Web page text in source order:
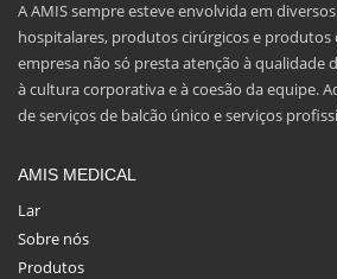
A AMIS sempre esteve envolvida em
hospitalares, produtos cirúrgicos e produtos
empresa não só presta atenção à qualidade
à cultura corporativa e à coesão da equipe.
de serviços de balcão único e serviços
AMIS MEDICAL
Lar
Sobre nós
Produtos